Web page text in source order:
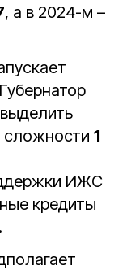
, а в 2024-м –
сложности 1
ИЖС
кредиты
.